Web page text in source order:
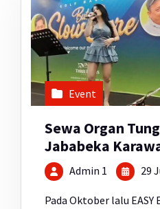
Event
Sewa Organ
Jababeka
Admin 1 29
Pada Oktober lalu